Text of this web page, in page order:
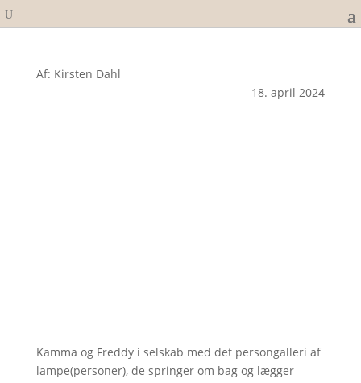
Af: Kirsten Dahl
18. april 2024
Kamma og Freddy i selskab med det persongalleri af
lampe(personer), de springer om bag og lægger